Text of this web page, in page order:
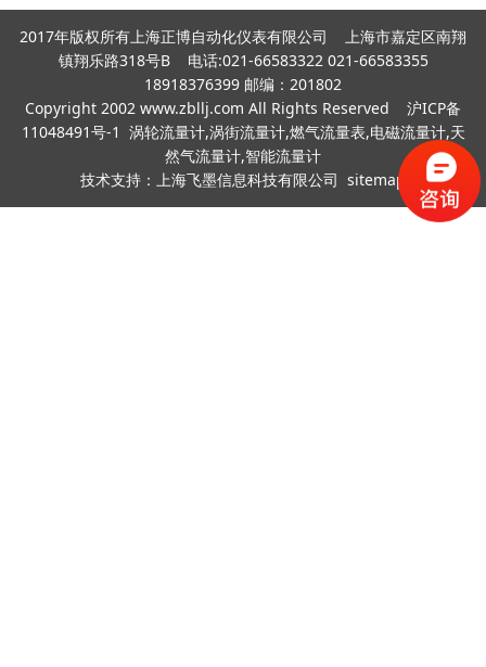
2017年版权所有上海正博自动化仪表有限公司 上海市嘉定区南翔
镇翔乐路318号B 电话:021-66583322 021-66583355
18918376399 邮编：201802
Copyright 2002 www.zbllj.com All Rights Reserved 沪ICP备
11048491号-1 涡轮流量计,涡街流量计,燃气流量表,电磁流量计,天
然气流量计,智能流量计
技术支持： 上海飞墨信息科技有限公司 sitemap